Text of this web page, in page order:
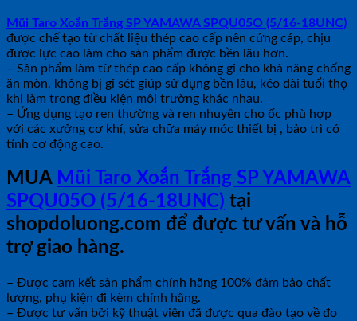
Mũi Taro Xoắn Trắng SP YAMAWA SPQU05O (5/16-18UNC)
được chế tạo từ chất liệu thép cao cấp nên cứng cáp, chịu
được lực cao làm cho sản phẩm được bền lâu hơn.
– Sản phẩm làm từ thép cao cấp không gỉ cho khả năng chống
ăn mòn, không bị gỉ sét giúp sử dụng bền lâu, kéo dài tuổi thọ
khi làm trong điều kiện môi trường khác nhau.
– Ứng dụng tạo ren thường và ren nhuyễn cho ốc phù hợp
với các xưởng cơ khí, sửa chữa máy móc thiết bị , bảo trì có
tính cơ động cao.
MUA Mũi Taro Xoắn Trắng SP YAMAWA
SPQU05O (5/16-18UNC) tại
shopdoluong.com để được tư vấn và hỗ
trợ giao hàng.
– Được cam kết sản phẩm chính hãng 100% đảm bảo chất
lượng, phụ kiện đi kèm chính hãng.
– Được tư vấn bởi kỹ thuật viên đã được qua đào tạo về đo